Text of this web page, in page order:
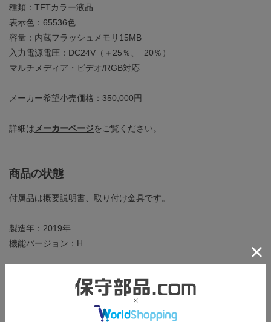
種類：TFTカラー液晶
表示色：65536色
容量：内蔵フラッシュメモリ15MB
入力電源電圧：DC24V（＋25％、−20％）
マルチメディア・ビデオ/RGB対応
メーカー希望小売価格：350,000円
詳細はメーカーページをご覧ください。
商品の状態
付属品は概要説明書、取り付け金具です。
製造年：2019年
機能バージョン：H
様などのショップでお買い求めください。